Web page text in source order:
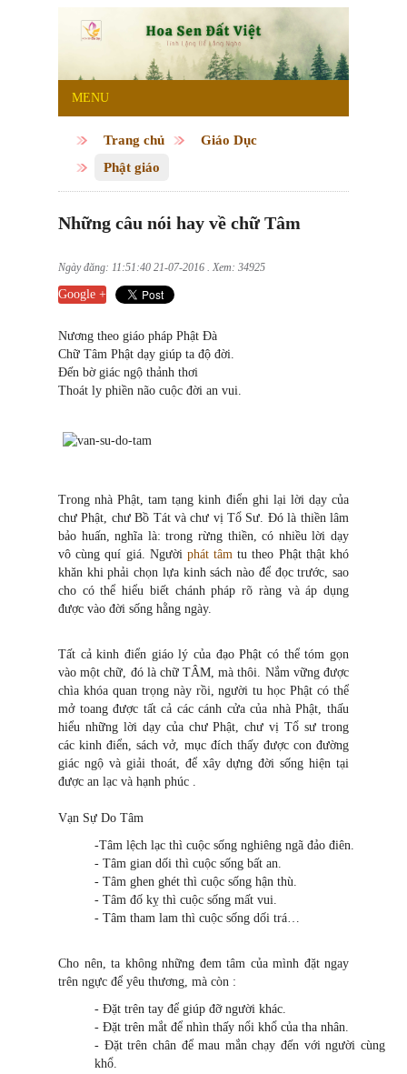
MENU
Trang chủ
Giáo Dục
Phật giáo
Những câu nói hay về chữ Tâm
Ngày đăng: 11:51:40 21-07-2016 . Xem: 34925
Google +
Nương theo giáo pháp Phật Đà
Chữ Tâm Phật dạy giúp ta độ đời.
Đến bờ giác ngộ thảnh thơi
Thoát ly phiền não cuộc đời an vui.
Trong nhà Phật, tam tạng kinh điển ghi lại lời dạy của
chư Phật, chư Bồ Tát và chư vị Tổ Sư. Đó là thiền lâm
bảo huấn, nghĩa là: trong rừng thiền, có nhiều lời dạy
vô cùng quí giá. Người phát tâm tu theo Phật thật khó
khăn khi phải chọn lựa kinh sách nào để đọc trước, sao
cho có thể hiểu biết chánh pháp rõ ràng và áp dụng
được vào đời sống hằng ngày.
Tất cả kinh điển giáo lý của đạo Phật có thể tóm gọn
vào một chữ, đó là chữ TÂM, mà thôi. Nắm vững được
chìa khóa quan trọng này rồi, người tu học Phật có thể
mở toang được tất cả các cánh cửa của nhà Phật, thấu
hiểu những lời dạy của chư Phật, chư vị Tổ sư trong
các kinh điển, sách vở, mục đích thấy được con đường
giác ngộ và giải thoát, để xây dựng đời sống hiện tại
được an lạc và hạnh phúc .
Vạn Sự Do Tâm
-Tâm lệch lạc thì cuộc sống nghiêng ngã đảo điên.
- Tâm gian dối thì cuộc sống bất an.
- Tâm ghen ghét thì cuộc sống hận thù.
- Tâm đố kỵ thì cuộc sống mất vui.
- Tâm tham lam thì cuộc sống dối trá…
Cho nên, ta không những đem tâm của mình đặt ngay
trên ngực để yêu thương, mà còn :
- Đặt trên tay để giúp đỡ người khác.
- Đặt trên mắt để nhìn thấy nổi khổ của tha nhân.
- Đặt trên chân để mau mắn chạy đến với người cùng
khổ.